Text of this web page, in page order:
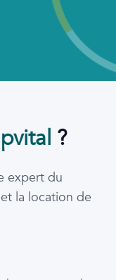
?
expert du
la location de